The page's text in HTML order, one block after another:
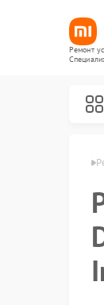
Ремонт
Xiaomi в Самаре